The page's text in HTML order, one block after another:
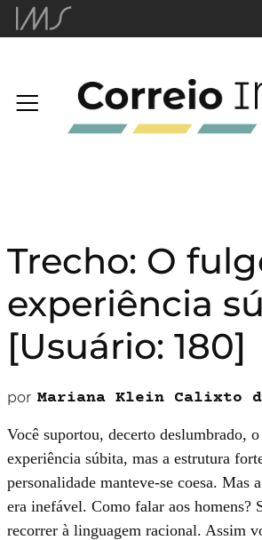
Trecho: O
experiência
[Usuário: 180]
por Mariana Klein Calixto
Você suportou, decerto deslumbrado,
experiência súbita, mas a estrutura
personalidade manteve-se coesa. Mas
era inefável. Como falar aos homens?
recorrer à lin­guagem racional. Assim